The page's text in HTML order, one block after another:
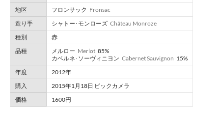
地区
フロンサック Fronsac
造り手
シャトー･モンローズ Château Monroze
種別
赤
品種
メルロー Merlot 85%
カベルネ･ソーヴィニヨン Cabernet Sauvignon 15%
年度
2012年
購入
2015年1月18日 ビックカメラ
価格
1600円